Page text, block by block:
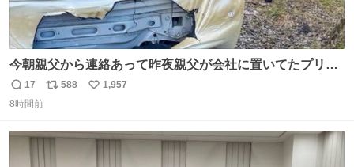
今朝親父から連絡あって昨夜親父が会社に置いてたプリウ
スが燃えたらしく、距離と経年でバッテリーイカれてた
か？って思ったら放火らしいし隣のトラックも一部燃えた
変わらないから犯人野放しらしい。
返
信
17
リ
ト
数
588
い
数
1,957
8時間前